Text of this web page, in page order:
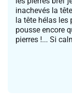
inachevés la
la tête hélas les
pousse encore
pierres !... Si